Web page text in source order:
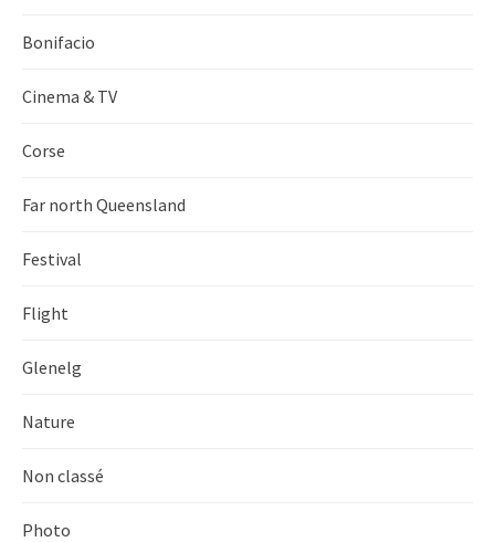
Bonifacio
Cinema & TV
Corse
Far north Queensland
Festival
Flight
Glenelg
Nature
Non classé
Photo